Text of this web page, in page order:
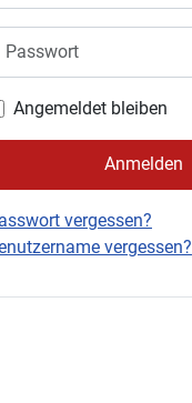
Angemeldet bleiben
Anmelden
vergessen?
vergessen?